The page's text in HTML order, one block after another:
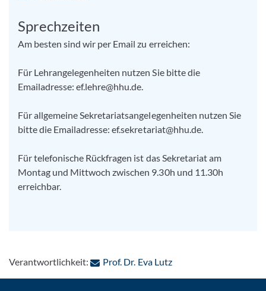
Sprechzeiten
Am besten sind wir per Email zu erreichen:
Für Lehrangelegenheiten nutzen Sie bitte die
Emailadresse: ef.lehre@hhu.de.
Für allgemeine Sekretariatsangelegenheiten nutzen Sie
bitte die Emailadresse: ef.sekretariat@hhu.de.
Für telefonische Rückfragen ist das Sekretariat am
Montag und Mittwoch zwischen 9.30h und 11.30h
erreichbar.
Verantwortlichkeit: Prof. Dr. Eva Lutz: Per E-Mail